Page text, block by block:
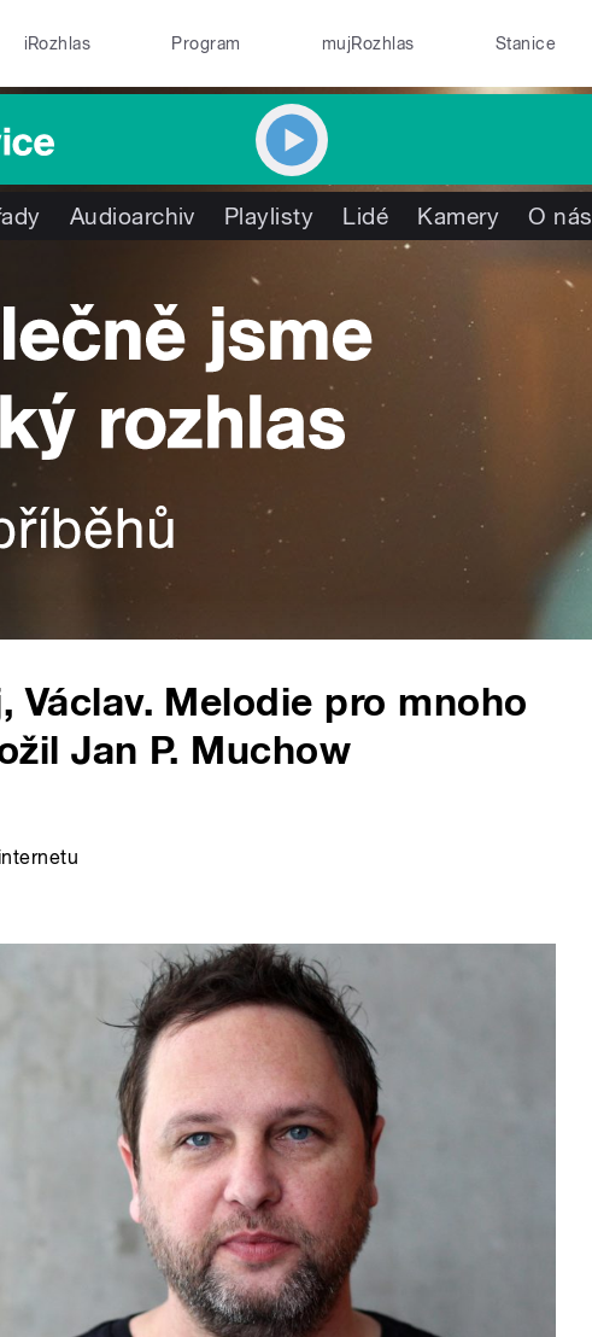
iRozhlas Program mujRozhlas Stanice
Audioarchiv Playlisty Lidé Kamery O nás
Václav. Melodie pro mnoho
Jan P. Muchow